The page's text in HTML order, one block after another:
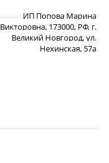
ИП Попова Марина
Викторовна, 173000, РФ, г.
Великий Новгород, ул.
Нехинская, 57а